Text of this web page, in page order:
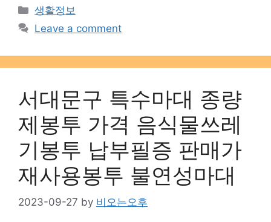
Categories
생활정보
Leave a comment
서대문구 특수마대 종량
제봉투 가격 음식물쓰레
기봉투 납부필증 판매가
재사용봉투 불연성마대
2023-09-27 by 비오는오후